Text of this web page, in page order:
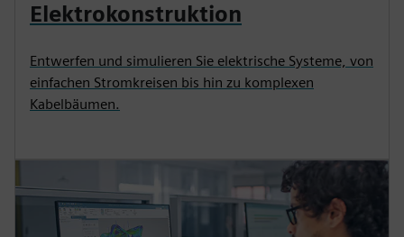
Elektrokonstruktion
Entwerfen und simulieren Sie elektrische Systeme, von
einfachen Stromkreisen bis hin zu komplexen
Kabelbäumen.